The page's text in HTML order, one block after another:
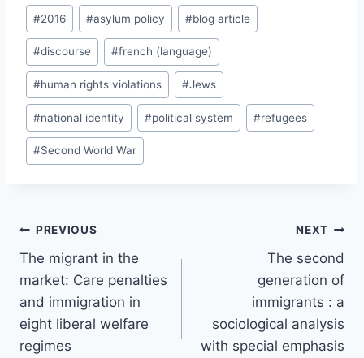
Post
Tags:
#2016 #asylum policy #blog article
#discourse #french (language)
#human rights violations #Jews
#national identity #political system #refugees
#Second World War
Post
navigation
PREVIOUS
The migrant in the
market: Care penalties
and immigration in
eight liberal welfare
regimes
NEXT
The second
generation of
immigrants : a
sociological analysis
with special emphasis